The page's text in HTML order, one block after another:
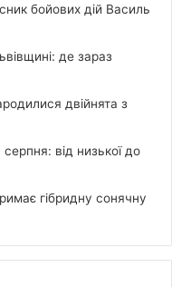
бойових дій Василь
де зараз
двійнята з
від низької до
гібридну сонячну